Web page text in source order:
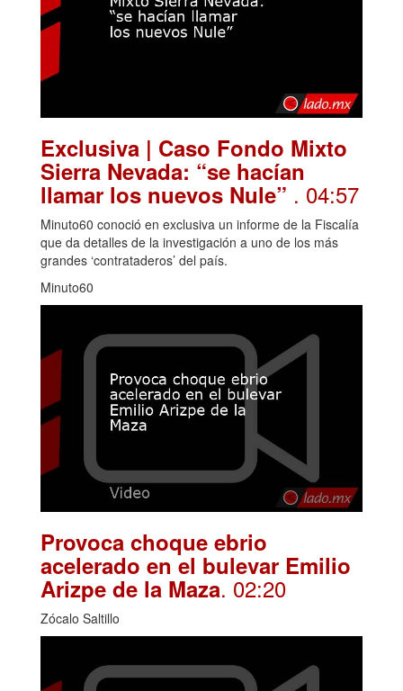
Exclusiva | Caso Fondo Mixto
Sierra Nevada: “se hacían
llamar los nuevos Nule” . 04:57
Minuto60 conoció en exclusiva un informe de la Fiscalía
que da detalles de la investigación a uno de los más
grandes ‘contrataderos’ del país.
Minuto60
Provoca choque ebrio
acelerado en el bulevar Emilio
Arizpe de la Maza. 02:20
Zócalo Saltillo